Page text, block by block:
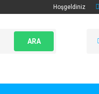
Hoşgeldiniz
ARA